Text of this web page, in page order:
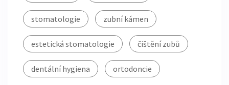
stomatologie zubní kámen
estetická stomatologie čištění zubů
dentální hygiena ortodoncie